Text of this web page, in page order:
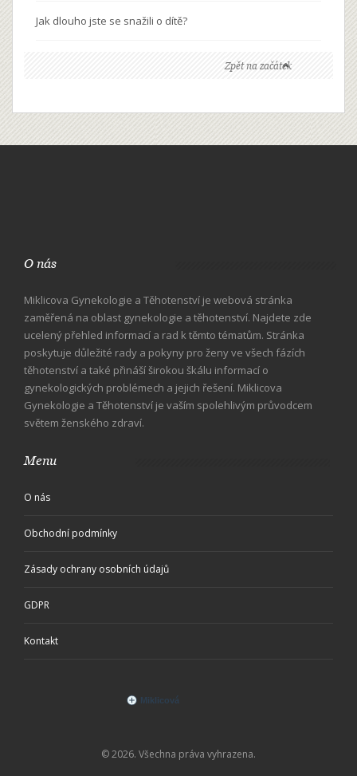
Jak dlouho jste se snažili o dítě?
Zpět na začátek
O nás
Miklicova Gynekologie a Těhotenství je webová stránka
zaměřená na oblast gynekologie a těhotenství. Najdete zde
ucelený přehled informací a rad k těmto tématům. Stránka
poskytuje důležité rady a pokyny pro ženy ve všech fázích
těhotenství a také přináší širokou škálu informací o
gynekologických problémech a jejich řešení. Miklicova
Gynekologie a Těhotenství je vaším spolehlivým průvodcem
světem ženského zdraví.
Menu
O nás
Obchodní podmínky
Zásady ochrany osobních údajů
GDPR
Kontakt
© 2026. Všechna práva vyhrazena.